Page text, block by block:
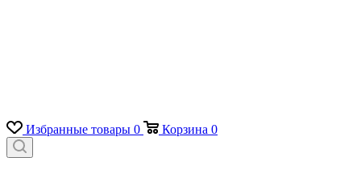
Избранные товары 0 Корзина 0